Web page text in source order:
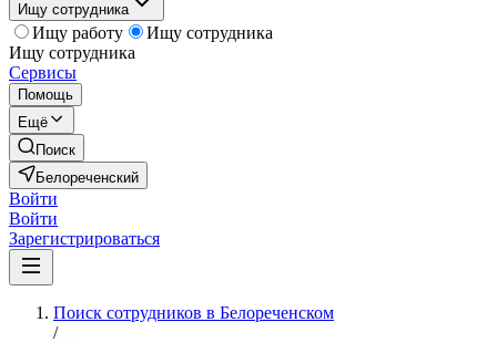
Ищу сотрудника
Ищу работу
Ищу сотрудника
Ищу сотрудника
Сервисы
Помощь
Ещё
Поиск
Белореченский
Войти
Войти
Зарегистрироваться
Поиск сотрудников в Белореченском
/